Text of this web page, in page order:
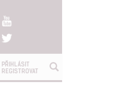
PŘIHLÁSIT
REGISTROVAT